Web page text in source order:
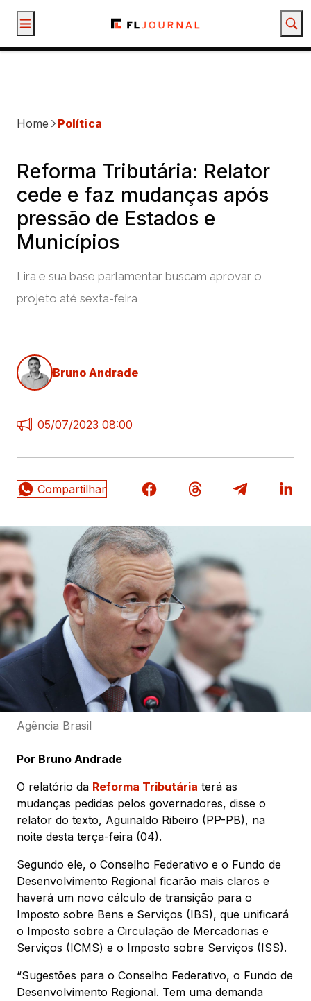
Mercados Empresas EconomiaComportamento
Home Política
Reforma Tributária: Relator
cede e faz mudanças após
pressão de Estados e
Municípios
Lira e sua base parlamentar buscam aprovar o
projeto até sexta-feira
Bruno Andrade
05/07/2023 08:00
Agência Brasil
Por Bruno Andrade
O relatório da Reforma Tributária terá as
mudanças pedidas pelos governadores, disse o
relator do texto, Aguinaldo Ribeiro (PP-PB), na
noite desta terça-feira (04).
Segundo ele, o Conselho Federativo e o Fundo de
Desenvolvimento Regional ficarão mais claros e
haverá um novo cálculo de transição para o
Imposto sobre Bens e Serviços (IBS), que unificará
o Imposto sobre a Circulação de Mercadorias e
Serviços (ICMS) e o Imposto sobre Serviços (ISS).
“Sugestões para o Conselho Federativo, o Fundo de
Desenvolvimento Regional. Tem uma demanda